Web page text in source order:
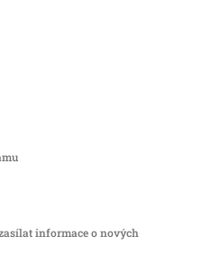
informace o nových